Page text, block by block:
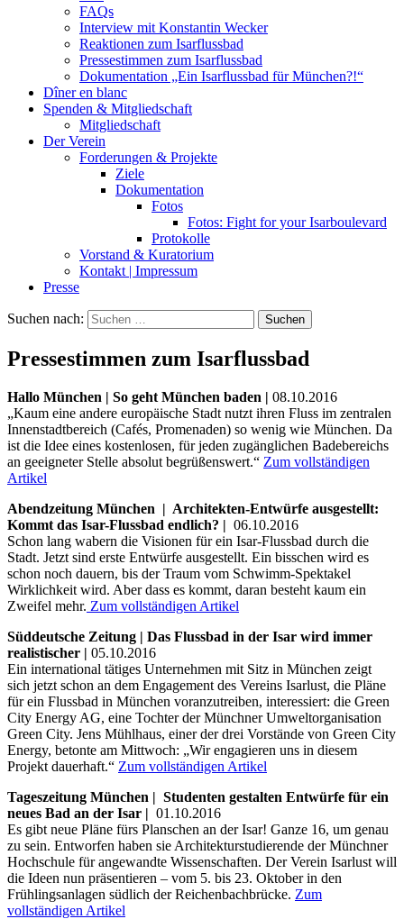
FAQs
Interview mit Konstantin Wecker
Reaktionen zum Isarflussbad
Pressestimmen zum Isarflussbad
Dokumentation „Ein Isarflussbad für München?!“
Dîner en blanc
Spenden & Mitgliedschaft
Mitgliedschaft
Der Verein
Forderungen & Projekte
Ziele
Dokumentation
Fotos
Fotos: Fight for your Isarboulevard
Protokolle
Vorstand & Kuratorium
Kontakt | Impressum
Presse
Suchen nach:
Pressestimmen zum Isarflussbad
Hallo München | So geht München baden | 08.10.2016
„Kaum eine andere europäische Stadt nutzt ihren Fluss im zentralen
Innenstadtbereich (Cafés, Promenaden) so wenig wie München. Da
ist die Idee eines kostenlosen, für jeden zugänglichen Badebereichs
an geeigneter Stelle absolut begrüßenswert.“ Zum vollständigen
Artikel
Abendzeitung München | Architekten-Entwürfe ausgestellt:
Kommt das Isar-Flussbad endlich? | 06.10.2016
Schon lang wabern die Visionen für ein Isar-Flussbad durch die
Stadt. Jetzt sind erste Entwürfe ausgestellt. Ein bisschen wird es
schon noch dauern, bis der Traum vom Schwimm-Spektakel
Wirklichkeit wird. Aber dass es kommt, daran besteht kaum ein
Zweifel mehr. Zum vollständigen Artikel
Süddeutsche Zeitung | Das Flussbad in der Isar wird immer
realistischer | 05.10.2016
Ein international tätiges Unternehmen mit Sitz in München zeigt
sich jetzt schon an dem Engagement des Vereins Isarlust, die Pläne
für ein Flussbad in München voranzutreiben, interessiert: die Green
City Energy AG, eine Tochter der Münchner Umweltorganisation
Green City. Jens Mühlhaus, einer der drei Vorstände von Green City
Energy, betonte am Mittwoch: „Wir engagieren uns in diesem
Projekt dauerhaft.“ Zum vollständigen Artikel
Tageszeitung München | Studenten gestalten Entwürfe für ein
neues Bad an der Isar | 01.10.2016
Es gibt neue Pläne fürs Planschen an der Isar! Ganze 16, um genau
zu sein. Entworfen haben sie Architekturstudierende der Münchner
Hochschule für angewandte Wissenschaften. Der Verein Isarlust will
die Ideen nun präsentieren – vom 5. bis 23. Oktober in den
Frühlingsanlagen südlich der Reichenbachbrücke. Zum
vollständigen Artikel